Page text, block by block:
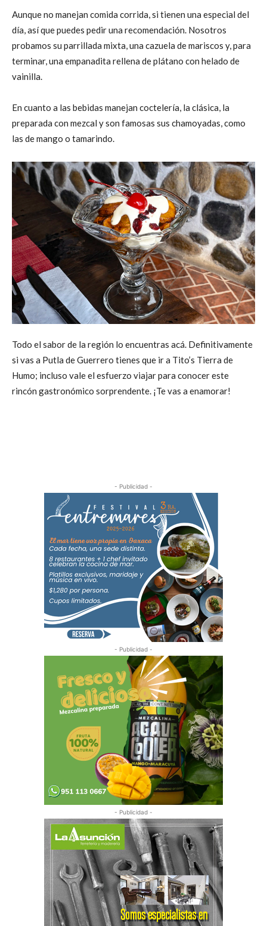
Aunque no manejan comida corrida, si tienen una especial del
día, así que puedes pedir una recomendación. Nosotros
probamos su parrillada mixta, una cazuela de mariscos y, para
terminar, una empanadita rellena de plátano con helado de
vainilla.
En cuanto a las bebidas manejan coctelería, la clásica, la
preparada con mezcal y son famosas sus chamoyadas, como
las de mango o tamarindo.
Todo el sabor de la región lo encuentras acá. Definitivamente
si vas a Putla de Guerrero tienes que ir a Tito’s Tierra de
Humo; incluso vale el esfuerzo viajar para conocer este
rincón gastronómico sorprendente. ¡Te vas a enamorar!
- Publicidad -
- Publicidad -
- Publicidad -